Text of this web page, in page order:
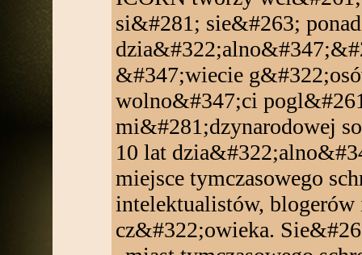
si&#281; sie&#263;
&#347;wiecie
wolno&#347;ci
mi&#281;dzynarodowej
10 lat
miejsce tymczasowego
intelektualistów,
cz&#322;owieka.